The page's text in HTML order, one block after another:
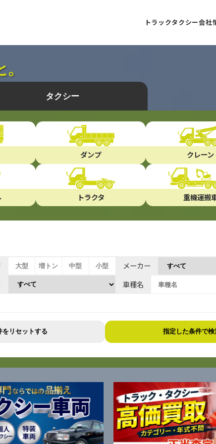
トラックタクシー会社
タクシー
ダンプ クレーン
トラクタ 重機運搬
大型 増トン 中型 小型 メーカー
車種名
をリセットする 指定した条件で検